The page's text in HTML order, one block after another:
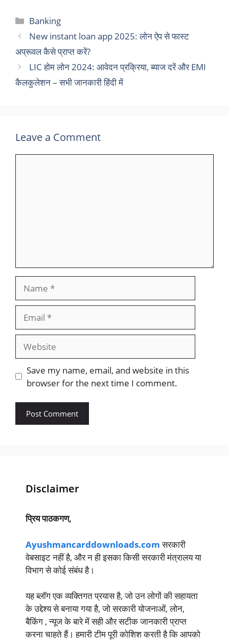
Categories
Banking
New instant loan app 2025: लोन ऐप से फास्ट
अप्रूवल कैसे प्राप्त करें?
LIC होम लोन 2024: आवेदन प्रक्रिया, ब्याज दरें और EMI
कैलकुलेशन – सभी जानकारी हिंदी में
Leave a Comment
Website
Save my name, email, and website in this
browser for the next time I comment.
Disclaimer
प्रिय पाठकगण,
Ayushmancarddownloads.comसरकारी
वेबसाइट नहीं है, और न ही इसका किसी सरकारी मंत्रालय या
विभाग से कोई संबंध है।
यह ब्लॉग एक व्यक्तिगत प्रयास है, जो उन लोगों की सहायता
के उद्देश्य से बनाया गया है, जो सरकारी योजनाओं, लोन,
बैकिंग , न्यूज के बारे में सही और सटीक जानकारी प्राप्त
करना चाहते हैं। हमारी टीम पूरी कोशिश करती है कि आपको